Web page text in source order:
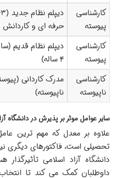
کارشناسی
پیوسته
حرفه ای و کاردانش
کارشناسی
پیوسته
دیپلم نظام قدیم
۴ ساله)
کارشناسی
ناپیوسته
مدرک کاردانی
ناپیوسته)
سایر عوامل موثر بر پذیرش در دانشگاه
علاوه بر معدل که مهم ترین
تحصیلی است، فاکتورهای دیگری
دانشگاه آزاد اسلامی
داوطلبان کمک می کند تا